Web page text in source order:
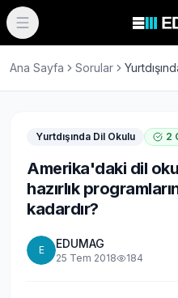
Ana Sayfa Sorular
Yurtdışında Dil Okulu 2
Amerika'daki dil
hazırlık
kadardır?
E EDUMAG
25 Tem 2018 184